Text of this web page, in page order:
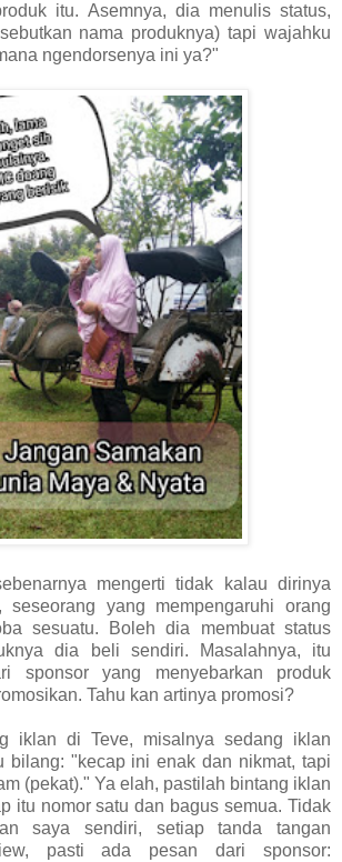
itu. Asemnya, dia menulis status,
nama produknya) tapi wajahku
ngendorsenya ini ya?"
mengerti tidak kalau dirinya
seseorang yang mempengaruhi orang
sesuatu. Boleh dia membuat status
dia beli sendiri. Masalahnya, itu
sponsor yang menyebarkan produk
Tahu kan artinya promosi?
iklan di Teve, misalnya sedang iklan
bilang: "kecap ini enak dan nikmat, tapi
(pekat)." Ya elah, pastilah bintang iklan
itu nomor satu dan bagus semua. Tidak
saya sendiri, setiap tanda tangan
pasti ada pesan dari sponsor: